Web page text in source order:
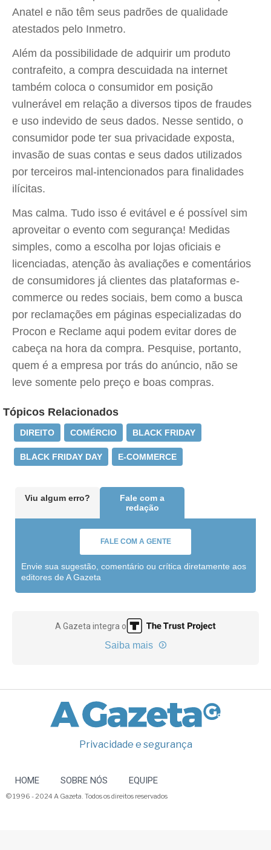
Anatel e não têm seus padrões de qualidade
atestados pelo Inmetro.
Além da possibilidade de adquirir um produto
contrafeito, a compra descuidada na internet
também coloca o consumidor em posição
vulnerável em relação a diversos tipos de fraudes
e uso indevido de seus dados. Nesse sentido, o
consumidor pode ter sua privacidade exposta,
invasão de suas contas e seus dados utilizados
por terceiros mal-intencionados para finalidades
ilícitas.
Mas calma. Tudo isso é evitável e é possível sim
aproveitar o evento com segurança! Medidas
simples, como a escolha por lojas oficiais e
licenciadas, atenção às avaliações e comentários
de consumidores já clientes das plataformas e-
commerce ou redes sociais, bem como a busca
por reclamações em páginas especializadas do
Procon e Reclame aqui podem evitar dores de
cabeça na hora da compra. Pesquise, portanto,
quem é a empresa por trás do anúncio, não se
leve somente pelo preço e boas compras.
Tópicos Relacionados
DIREITO COMÉRCIO BLACK FRIDAY
BLACK FRIDAY DAY E-COMMERCE
Viu algum erro?
Fale com a
redação
FALE COM A GENTE
Envie sua sugestão, comentário ou crítica diretamente aos
editores de A Gazeta
A Gazeta integra o
Saiba mais
Privacidade e segurança
HOME SOBRE NÓS EQUIPE
© 1996 - 2024 A Gazeta. Todos os direitos reservados